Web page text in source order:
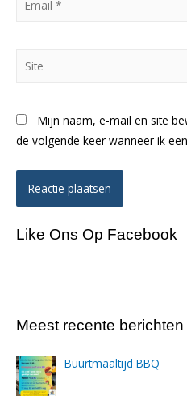
Mijn naam, e-mail en site
de volgende keer wanneer ik
Like Ons Op Facebook
Meest recente berichten
Buurtmaaltijd BBQ